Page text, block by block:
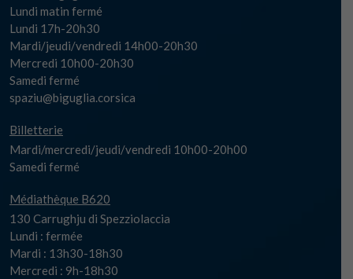
Lundi matin fermé
Lundi 17h-20h30
Mardi/jeudi/vendredi 14h00-20h30
Mercredi 10h00-20h30
Samedi fermé
spaziu@biguglia.corsica
Billetterie
Mardi/mercredi/jeudi/vendredi 10h00-20h00
Samedi fermé
Médiathèque B620
130 Carrughju di Spezziolaccia
Lundi : fermée
Mardi : 13h30-18h30
Mercredi : 9h-18h30